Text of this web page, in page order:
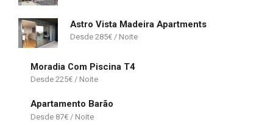
Astro Vista Madeira Apartments
285€
Moradia Com Piscina T4
225€
Apartamento Barão
87€